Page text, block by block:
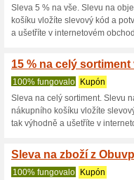
15 %
Conti. v